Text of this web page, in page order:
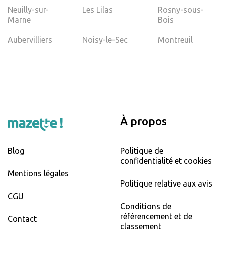
Neuilly-sur-
Marne
Les Lilas
Rosny-sous-
Bois
Aubervilliers Noisy-le-Sec Montreuil
Blog
Mentions légales
CGU
Contact
À propos
Politique de
confidentialité et cookies
Politique relative aux avis
Conditions de
référencement et de
classement